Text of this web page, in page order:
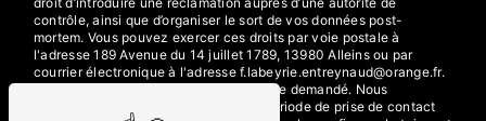
contrôle, ainsi que d’organiser le sort de vos données post-
mortem. Vous pouvez exercer ces droits par voie postale à
l'adresse 189 Avenue du 14 juillet 1789, 13980 Alleins ou par
courrier électronique à l'adresse f.labeyrie.entreynaud@orange.fr.
Un justificatif d'identité pourra vous être demandé. Nous
conservons vos données pendant la période de prise de contact